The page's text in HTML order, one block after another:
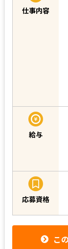
応募資格